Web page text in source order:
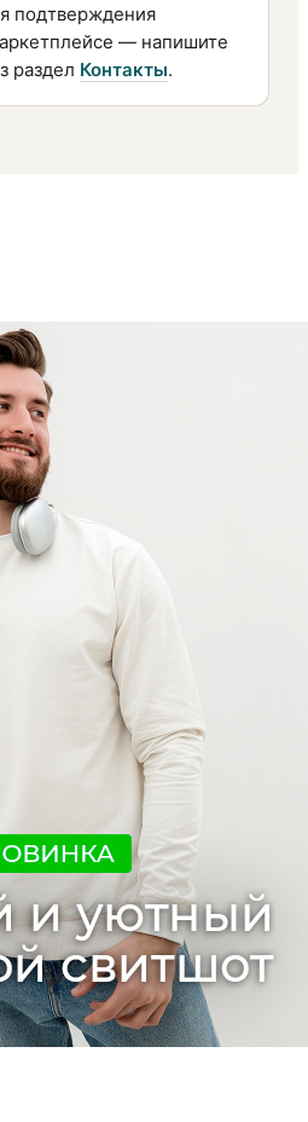
подтверждения
— напишите
раздел Контакты.